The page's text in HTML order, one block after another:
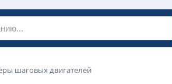
шаговых двигателей